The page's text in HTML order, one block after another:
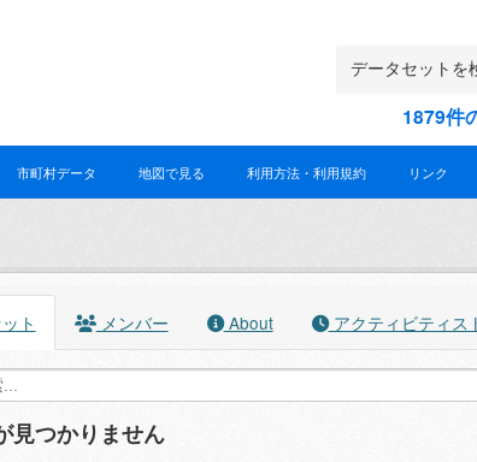
1879件
市町村データ 地図で見る 利用方法・利用規約 リンク
ト メンバー About アクティビティス
見つかりません